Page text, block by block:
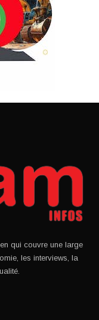
qui couvre une large
les interviews, la